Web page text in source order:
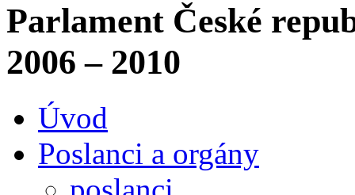
Parlament České
2006 – 2010
Úvod
Poslanci a orgány